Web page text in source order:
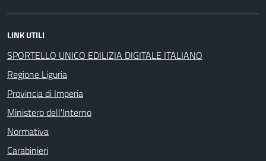
LINK UTILI
SPORTELLO UNICO EDILIZIA DIGITALE ITALIANO
Regione Liguria
Provincia di Imperia
Ministero dell'Interno
Normativa
Carabinieri